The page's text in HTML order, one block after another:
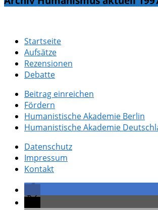
Startseite
Aufsätze
Rezensionen
Debatte
Beitrag einreichen
Fördern
Humanistische Akademie Berlin
Humanistische Akademie
Datenschutz
Impressum
Kontakt